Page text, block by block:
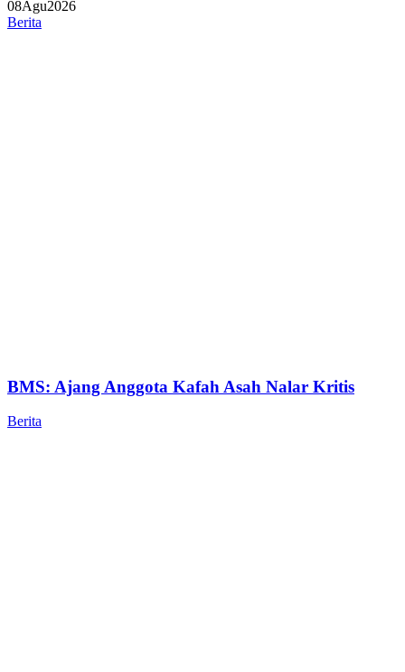
08Agu2026
Berita
BMS: Ajang Anggota Kafah Asah Nalar Kritis
Berita